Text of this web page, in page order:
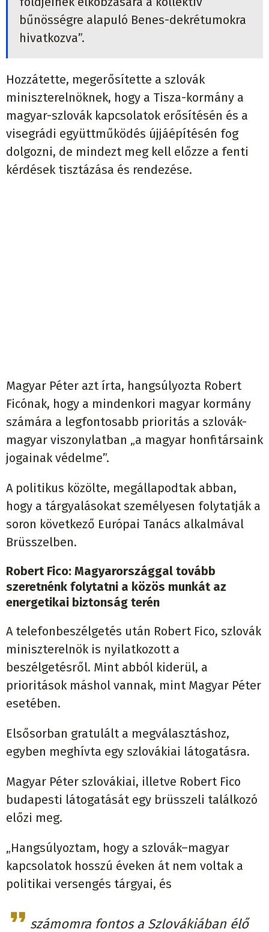
bűnösségre alapuló Benes-dekrétumokra
hivatkozva”.
Hozzátette, megerősítette a szlovák
miniszterelnöknek, hogy a Tisza-kormány a
magyar-szlovák kapcsolatok erősítésén és a
visegrádi együttműködés újjáépítésén fog
dolgozni, de mindezt meg kell előzze a fenti
kérdések tisztázása és rendezése.
Magyar Péter azt írta, hangsúlyozta Robert
Ficónak, hogy a mindenkori magyar kormány
számára a legfontosabb prioritás a szlovák-
magyar viszonylatban „a magyar honfitársaink
jogainak védelme”.
A politikus közölte, megállapodtak abban,
hogy a tárgyalásokat személyesen folytatják a
soron következő Európai Tanács alkalmával
Brüsszelben.
Robert Fico: Magyarországgal tovább
szeretnénk folytatni a közös munkát az
energetikai biztonság terén
A telefonbeszélgetés után Robert Fico, szlovák
miniszterelnök is nyilatkozott a
beszélgetésről. Mint abból kiderül, a
prioritások máshol vannak, mint Magyar Péter
esetében.
Elsősorban gratulált a megválasztáshoz,
egyben meghívta egy szlovákiai látogatásra.
Magyar Péter szlovákiai, illetve Robert Fico
budapesti látogatását egy brüsszeli találkozó
előzi meg.
„Hangsúlyoztam, hogy a szlovák–magyar
kapcsolatok hosszú éveken át nem voltak a
politikai versengés tárgyai, és
számomra fontos a Szlovákiában élő